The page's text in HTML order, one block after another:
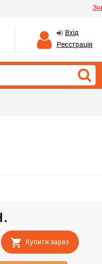
Вхід
Реєстрація
Купити зараз